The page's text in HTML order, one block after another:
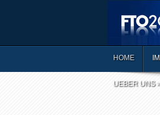
HOME
UEBER UNS